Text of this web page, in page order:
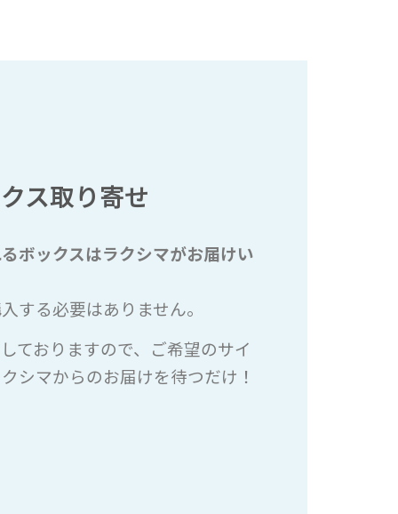
ス取り寄せ
ボックスはラクシマがお届けい
する必要はありません。
ておりますので、ご希望のサイ
シマからのお届けを待つだけ！